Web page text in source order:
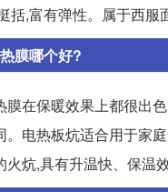
括,富有弹性。属于西服
膜哪个好?
膜在保暖效果上都很出
。电热板炕适合用于家
炕,具有升温快、保温效